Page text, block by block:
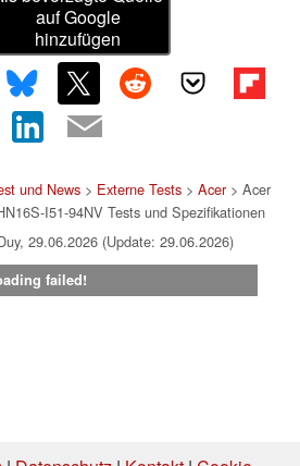
auf Google
hinzufügen
und News> Externe Tests> Acer> Acer
I51-94NV Tests und Spezifikationen
29.06.2026 (Update: 29.06.2026)
failed!